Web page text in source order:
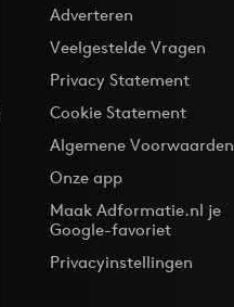
Adverteren
Veelgestelde Vragen
Privacy Statement
Cookie Statement
Algemene Voorwaarden
Onze app
Maak Adformatie.nl je
Google-favoriet
Privacyinstellingen